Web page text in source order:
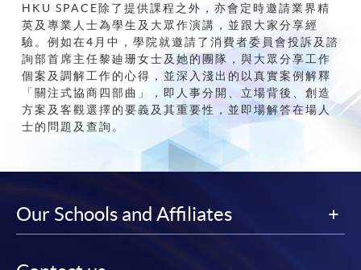
HKU SPACE除了提供課程之外，亦會定時邀請業界精
英及專業人士為學生及大眾作演講，並跟大家分享經
驗。例如在4月中，學院就邀請了消費者委員會投訴及諮
詢部首席主任黎廸珊女士及她的團隊，與大眾分享工作
個案及調解工作的心得，並深入淺出的以真實案例解釋
「關注式協商四部曲」，即人事分開、立場背後、創造
方案及客觀選擇的要義及其重要性，並即場解答在場人
士的問題及查詢。
Our Schools and Affiliates